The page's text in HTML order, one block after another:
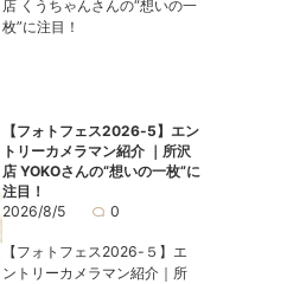
店 くうちゃんさんの“想いの一
枚”に注目！
【フォトフェス2026-5】エン
トリーカメラマン紹介 ｜所沢
店 YOKOさんの“想いの一枚”に
注目！
2026/8/5
0
【フォトフェス2026-５】エ
ントリーカメラマン紹介｜所